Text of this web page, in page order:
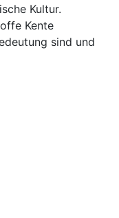
Kultur.
Kente
sind und